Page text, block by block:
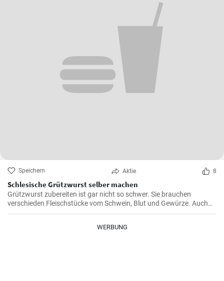
Speichern Aktie 8
Schlesische Grützwurst selber machen
Grützwurst zubereiten ist gar nicht so schwer. Sie brauchen
verschieden Fleischstücke vom Schwein, Blut und Gewürze. Auch
das klassische DDR Gericht Tote Oma wird mit Grützwurst
WERBUNG